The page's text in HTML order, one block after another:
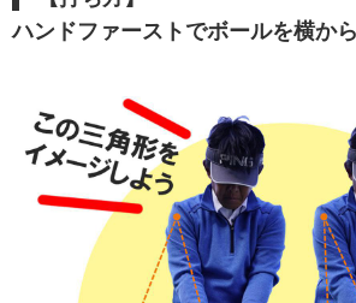
ハンドファーストでボールを横か